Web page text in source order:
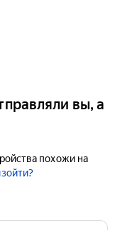
вы, а
похожи на